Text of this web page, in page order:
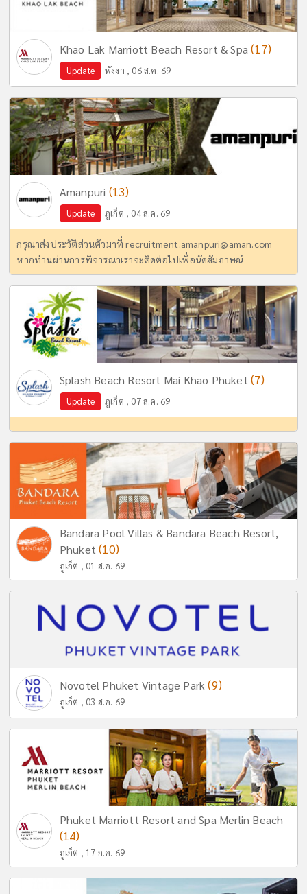
Khao Lak Marriott Beach Resort & Spa(17)
Update พังงา , 06 ส.ค. 69
Amanpuri (13)
Update ภูเก็ต , 04 ส.ค. 69
กรุณาส่งประวัติส่วนตัวมาที่recruitment.amanpuri@aman.com
หากท่านผ่านการพิจารณาเราจะติดต่อไปเพื่อนัดสัมภาษณ์
Splash Beach Resort Mai Khao Phuket (7)
Update ภูเก็ต , 07 ส.ค. 69
Bandara Pool Villas & Bandara Beach Resort,
Phuket(10)
ภูเก็ต , 01 ส.ค. 69
Novotel Phuket Vintage Park(9)
ภูเก็ต , 03 ส.ค. 69
Phuket Marriott Resort and Spa Merlin Beach
(14)
ภูเก็ต , 17 ก.ค. 69